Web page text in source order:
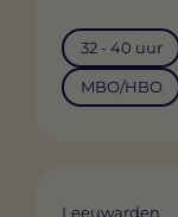
32 - 40 uur
MBO/HBO
Leeuwarden